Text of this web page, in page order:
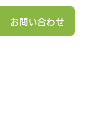
お問い合わせ